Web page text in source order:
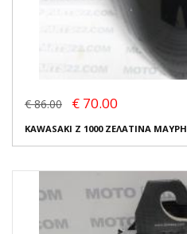
€ 86.00 € 70.00
KAWASAKI Z 1000 ΖΕΛΑΤΙΝΑ ΜΑΥΡΗ